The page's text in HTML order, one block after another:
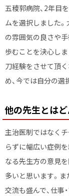
五稜郭病院、2年目
ムを選択しました
の雰囲気の良さや
歩むことを決心し
刀経験をさせて頂
め、今では自分の選
他の先生とは
主治医制ではなく
らずに幅広い症例
なる先生方の意見
多いと思います。
交流も盛んで、仕事